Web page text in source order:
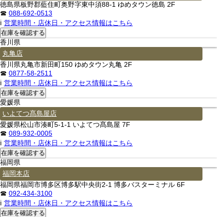
徳島県板野郡藍住町奥野字東中須88-1 ゆめタウン徳島 2F
☎ 088-692-0513
ℹ 営業時間・店休日・アクセス情報はこちら
香川県
丸亀店
香川県丸亀市新田町150 ゆめタウン丸亀 2F
☎ 0877-58-2511
ℹ 営業時間・店休日・アクセス情報はこちら
愛媛県
いよてつ髙島屋店
愛媛県松山市湊町5-1-1 いよてつ髙島屋 7F
☎ 089-932-0005
ℹ 営業時間・店休日・アクセス情報はこちら
福岡県
福岡本店
福岡県福岡市博多区博多駅中央街2-1 博多バスターミナル 6F
☎ 092-434-3100
ℹ 営業時間・店休日・アクセス情報はこちら